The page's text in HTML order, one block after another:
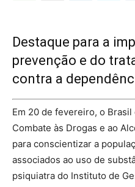
Destaque para a
prevenção e do
contra a
Em 20 de fevereiro, o
Combate às Drogas e ao
para conscientizar a
associados ao uso de
psiquiatra do Instituto de